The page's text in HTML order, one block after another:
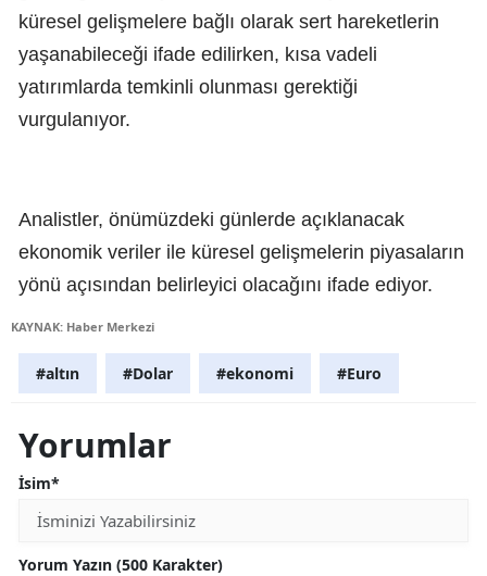
küresel gelişmelere bağlı olarak sert hareketlerin
yaşanabileceği ifade edilirken, kısa vadeli
yatırımlarda temkinli olunması gerektiği
vurgulanıyor.
Analistler, önümüzdeki günlerde açıklanacak
ekonomik veriler ile küresel gelişmelerin piyasaların
yönü açısından belirleyici olacağını ifade ediyor.
KAYNAK: Haber Merkezi
#altın #Dolar #ekonomi #Euro
Yorumlar
İsim*
Yorum Yazın (500 Karakter)